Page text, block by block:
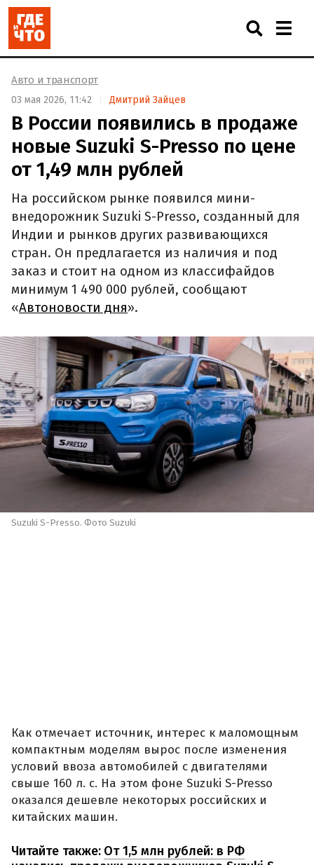
Авто и транспорт
03 мая 2026, 11:42 Дмитрий Зайцев
В России появились в продаже
новые Suzuki S-Presso по цене
от 1,49 млн рублей
На российском рынке появился мини-
внедорожник Suzuki S-Presso, созданный для
Индии и рынков других развивающихся
стран. Он предлагается из наличия и под
заказ и стоит на одном из классифайдов
минимум 1 490 000 рублей, сообщают
«Автоновости дня».
Suzuki S-Presso. Фото Suzuki
Как отмечает источник, интерес к маломощным
компактным моделям вырос после изменения
условий ввоза автомобилей с двигателями
свыше 160 л. с. На этом фоне Suzuki S-Presso
оказался дешевле некоторых российских и
китайских машин.
Читайте также: От 1,5 млн рублей: в РФ